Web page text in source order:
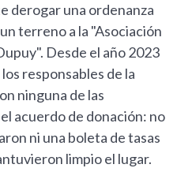
derogar una ordenanza
terreno a la "Asociación
Desde el año 2023
responsables de la
ninguna de las
acuerdo de donación: no
ni una boleta de tasas
limpio el lugar.